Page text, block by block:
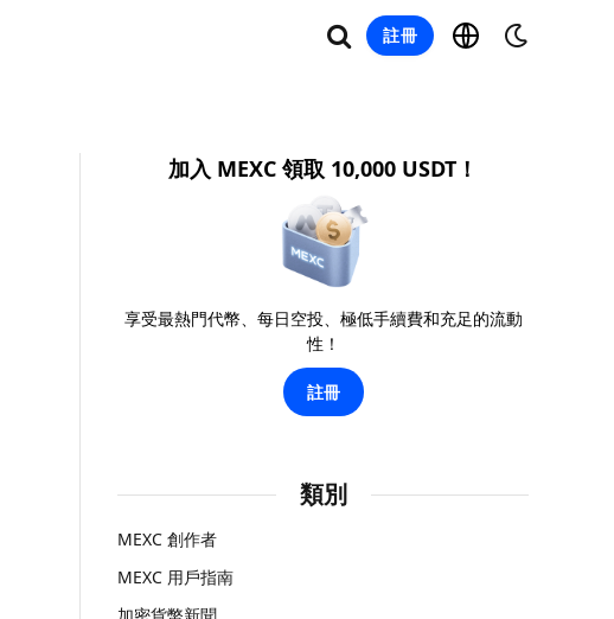
註冊
加入 MEXC 領取 10,000 USDT！
享受最熱門代幣、每日空投、極低手續費和充足的流動
性！
註冊
類別
MEXC 創作者
MEXC 用戶指南